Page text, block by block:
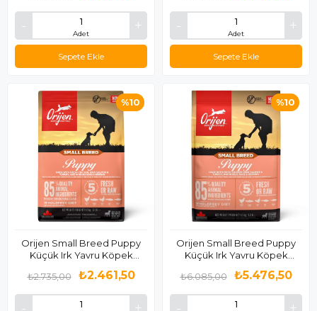
Adet
Sepete Ekle
Adet
Sepete Ekle
Orijen Small Breed Puppy
Küçük Irk Yavru Köpek
₺2.461,50
₺2.735,00
%10
Orijen Small Breed Puppy
Küçük Irk Yavru Köpek
₺5.476,50
₺6.085,00
%10